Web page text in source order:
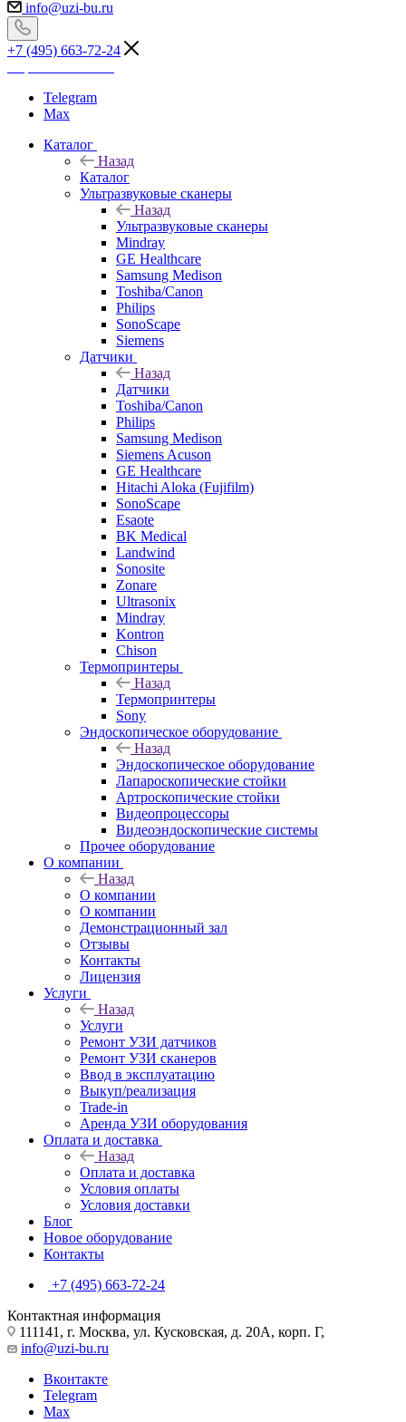
info@uzi-bu.ru
+7 (495) 663-72-24
Telegram
Max
Каталог
Назад
Каталог
Ультразвуковые сканеры
Назад
Ультразвуковые сканеры
Mindray
GE Healthcare
Samsung Medison
Toshiba/Canon
Philips
SonoScape
Siemens
Датчики
Назад
Датчики
Toshiba/Canon
Philips
Samsung Medison
Siemens Acuson
GE Healthcare
Hitachi Aloka (Fujifilm)
SonoScape
Esaote
BK Medical
Landwind
Sonosite
Zonare
Ultrasonix
Mindray
Kontron
Chison
Термопринтеры
Назад
Термопринтеры
Sony
Эндоскопическое оборудование
Назад
Эндоскопическое оборудование
Лапароскопические стойки
Артроскопические стойки
Видеопроцессоры
Видеоэндоскопические системы
Прочее оборудование
О компании
Назад
О компании
О компании
Демонстрационный зал
Отзывы
Контакты
Лицензия
Услуги
Назад
Услуги
Ремонт УЗИ датчиков
Ремонт УЗИ сканеров
Ввод в эксплуатацию
Выкуп/реализация
Trade-in
Аренда УЗИ оборудования
Оплата и доставка
Назад
Оплата и доставка
Условия оплаты
Условия доставки
Блог
Новое оборудование
Контакты
+7 (495) 663-72-24
Контактная информация
111141, г. Москва, ул. Кусковская, д. 20А, корп. Г,
info@uzi-bu.ru
Вконтакте
Telegram
Max